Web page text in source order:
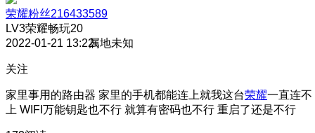
荣耀粉丝216433589
LV3荣耀畅玩20
2022-01-21 13:22属地未知
关注
家里事用的路由器 家里的手机都能连上就我这台荣耀一直连不
上 WIFI万能钥匙也不行 就算有密码也不行 重启了还是不行